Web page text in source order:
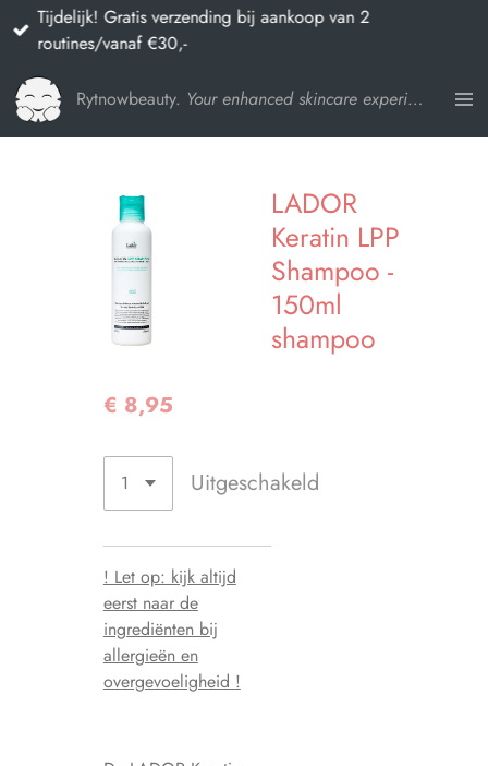
Ga
direct
naar
de
hoofdinhoud
Rytnowbeauty. Your enhanced skincare experience
Tijdelijk! Gratis verzending bij aankoop van 2
routines/vanaf €30,-
LADOR
Keratin LPP
Shampoo -
150ml
shampoo
€ 8,95
Uitgeschakeld
! Let op: kijk altijd
eerst naar de
ingrediënten bij
allergieën en
overgevoeligheid !